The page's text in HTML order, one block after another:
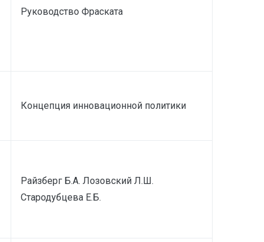
Руководство Фраската
Концепция инновационной политики
Райзберг Б.А. Лозовский Л.Ш.
Стародубцева Е.Б.